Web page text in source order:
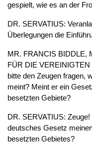
gespielt, wie es an der
DR. SERVATIUS:
Überlegungen die
MR. FRANCIS BIDDLE,
FÜR DIE VEREINIGTEN
bitte den Zeugen fragen,
meint? Meint er ein
besetzten Gebiete?
DR. SERVATIUS:
deutsches Gesetz
besetzten Gebietes?